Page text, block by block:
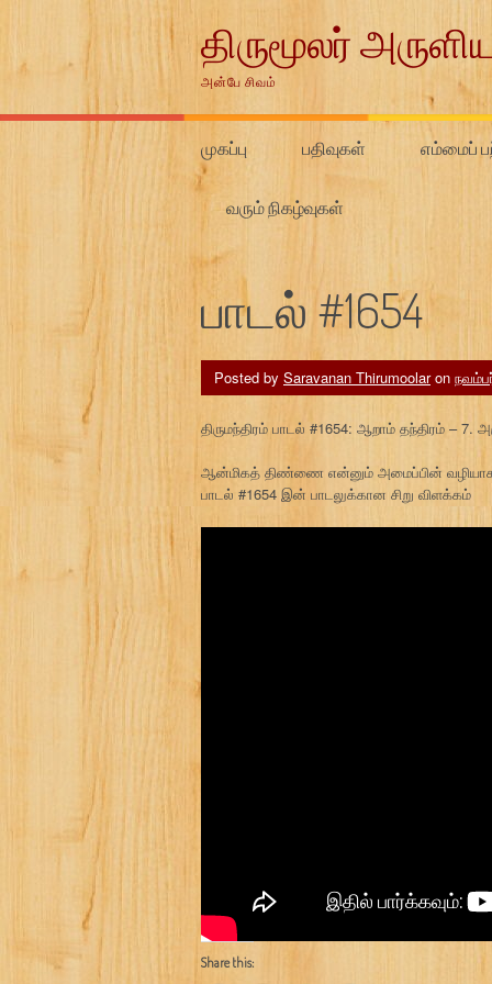
திருமூலர்
அன்பே சிவம்
முகப்பு பதிவுகள் எம்மைப்
வரும் நிகழ்வுகள்
பாடல் #1654
Posted by Saravanan Thirumoolaron
திருமந்திரம் பாடல் #1654: ஆறாம் தந்திரம் –
ஆன்மிகத் திண்ணை என்னும் அமைப்பின் வழியாக
பாடல் #1654 இன் பாடலுக்கான சிறு விளக்கம்
Share this: